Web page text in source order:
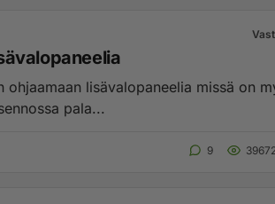
lisävalopaneelia missä on
pala...
9